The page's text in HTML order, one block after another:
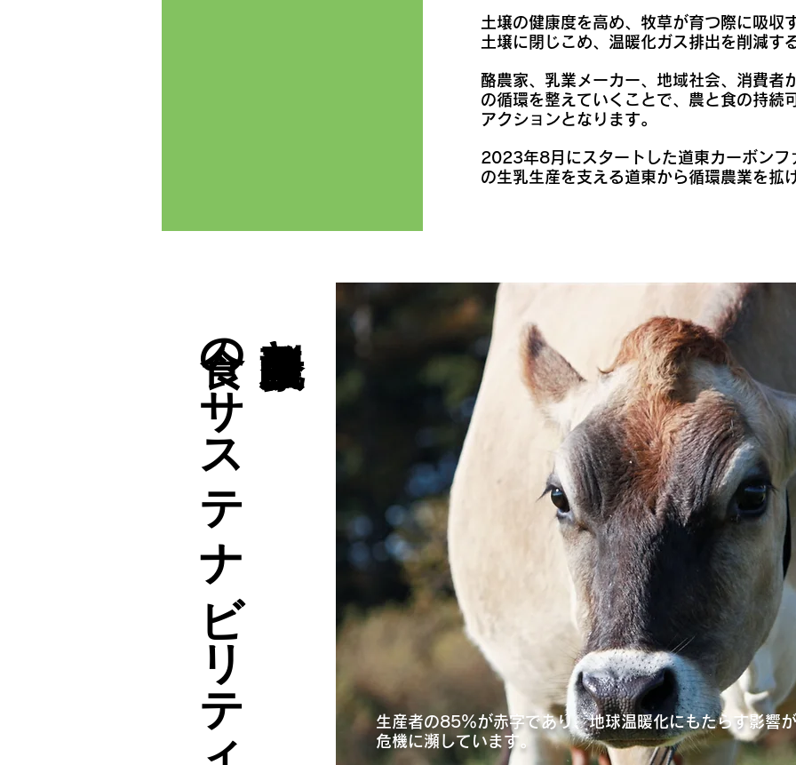
土壌の健康度を高め、牧草が育つ際に吸収
土壌に閉じこめ、温暖化ガス排出を削減す
酪農家、乳業メーカー、地域社会、消費者
の循環を整えていくことで、農と食の持続
アクションとなります。
2023年8月にスタートした道東カーボンフ
の生乳生産を支える道東から循環農業を拡
脱炭素型酪農と
食のサステナビリティ
生産者の85％が赤字であり、地球温暖化にもたらす影響
危機に瀕しています。